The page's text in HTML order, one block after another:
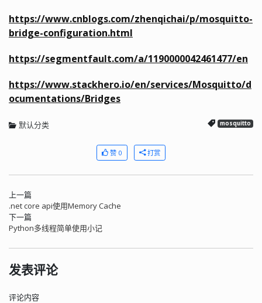
https://www.cnblogs.com/zhenqichai/p/mosquitto-
bridge-configuration.html
https://segmentfault.com/a/1190000042461477/en
https://www.stackhero.io/en/services/Mosquitto/d
ocumentations/Bridges
默认分类 mosquitto
赞 0 打赏
上一篇
.net core api使用Memory Cache
下一篇
Python多线程简单使用小记
发表评论
评论内容